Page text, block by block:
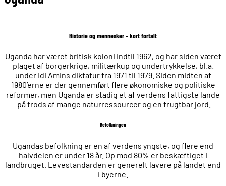
Historie og mennesker – kort fortalt
Uganda har været britisk koloni indtil 1962, og har siden været
plaget af borgerkrige, militærkup og undertrykkelse, bl.a.
under Idi Amins diktatur fra 1971 til 1979. Siden midten af
1980’erne er der gennemført flere økonomiske og politiske
reformer, men Uganda er stadig et af verdens fattigste lande
– på trods af mange naturressourcer og en frugtbar jord.
Befolkningen
Ugandas befolkning er en af verdens yngste, og flere end
halvdelen er under 18 år. Op mod 80% er beskæftiget i
landbruget. Levestandarden er generelt lavere på landet end
i byerne.